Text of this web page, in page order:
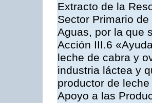
Extracto de la
Sector Primario
Aguas, por la que
Acción III.6
leche de cabra y
industria láctea y
productor de
Apoyo a las